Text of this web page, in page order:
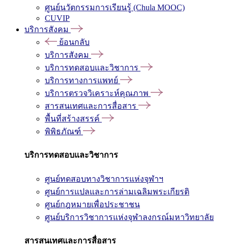
ศูนย์นวัตกรรมการเรียนรู้ (Chula MOOC)
CUVIP
บริการสังคม
ย้อนกลับ
บริการสังคม
บริการทดสอบและวิชาการ
บริการทางการแพทย์
บริการตรวจวิเคราะห์คุณภาพ
สารสนเทศและการสื่อสาร
พื้นที่สร้างสรรค์
พิพิธภัณฑ์
บริการทดสอบและวิชาการ
ศูนย์ทดสอบทางวิชาการแห่งจุฬาฯ
ศูนย์การแปลและการล่ามเฉลิมพระเกียรติ
ศูนย์กฎหมายเพื่อประชาชน
ศูนย์บริการวิชาการแห่งจุฬาลงกรณ์มหาวิทยาลัย
สารสนเทศและการสื่อสาร